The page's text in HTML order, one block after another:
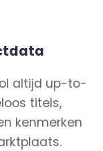
altijd up-to-
titels,
kenmerken